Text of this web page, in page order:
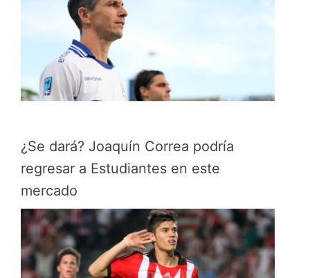
¿Se dará? Joaquín Correa podría
regresar a Estudiantes en este
mercado